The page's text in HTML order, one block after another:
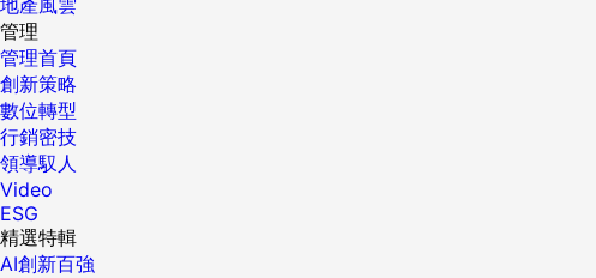
管理
管理首頁
創新策略
數位轉型
行銷密技
領導馭人
Video
ESG
精選特輯
AI創新百強